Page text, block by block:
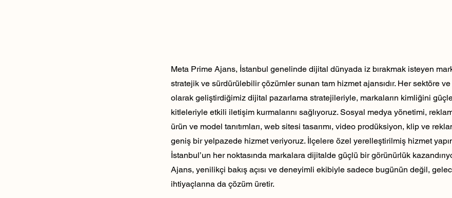
Meta Prime Ajans, İstanbul genelinde dijital dünyada iz bırakmak isteyen
stratejik ve sürdürülebilir çözümler sunan tam hizmet ajansıdır. Her sektöre
olarak geliştirdiğimiz dijital pazarlama stratejileriyle, markaların kimliğini
kitleleriyle etkili iletişim kurmalarını sağlıyoruz. Sosyal medya yönetimi, reklam
ürün ve model tanıtımları, web sitesi tasarımı, video prodüksiyon, klip ve
geniş bir yelpazede hizmet veriyoruz. İlçelere özel yerelleştirilmiş hizmet
İstanbul’un her noktasında markalara dijitalde güçlü bir görünürlük
Ajans, yenilikçi bakış açısı ve deneyimli ekibiyle sadece bugünün değil,
ihtiyaçlarına da çözüm üretir.